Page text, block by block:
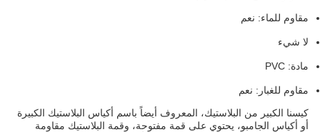
مقاوم للماء: نعم
لا شيء
مادة: PVC
مقاوم للغبار: نعم
كيسنا الكبير من البلاستيك، المعروف أيضاً باسم أكياس البلاستيك الكبيرة
أو أكياس الجامبو، يحتوي على قمة مفتوحة، وقمة البلاستيك مقاومة